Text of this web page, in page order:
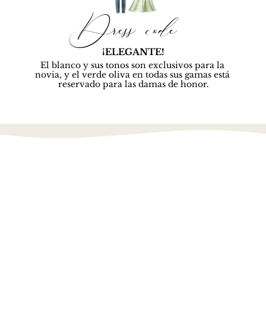
Dress code
¡ELEGANTE!
El blanco y sus tonos son exclusivos para la
novia, y el verde oliva en todas sus gamas está
reservado para las damas de honor.